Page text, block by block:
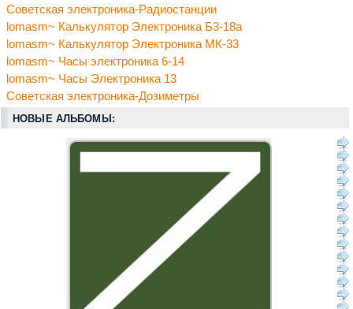
Советская электроника-Радиостанции
lomasm~ Калькулятор Электроника Б3-18а
lomasm~ Калькулятор Электроника МК-33
lomasm~ Часы электроника 6-14
lomasm~ Часы Электроника 13
Советская электроника-Дозиметры
НОВЫЕ АЛЬБОМЫ: